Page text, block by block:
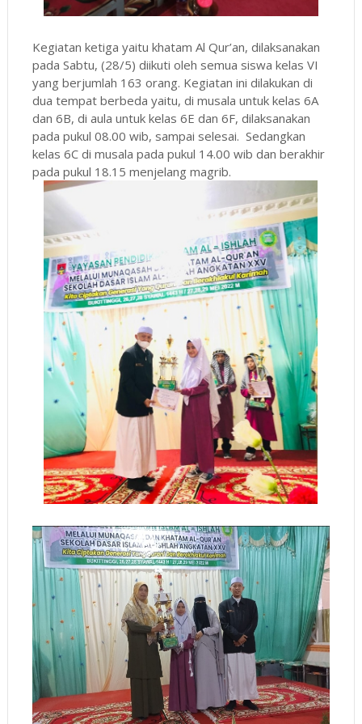
Kegiatan ketiga yaitu khatam Al Qur’an, dilaksanakan
pada Sabtu, (28/5) diikuti oleh semua siswa kelas VI
yang berjumlah 163 orang. Kegiatan ini dilakukan di
dua tempat berbeda yaitu, di musala untuk kelas 6A
dan 6B, di aula untuk kelas 6E dan 6F, dilaksanakan
pada pukul 08.00 wib, sampai selesai. Sedangkan
kelas 6C di musala pada pukul 14.00 wib dan berakhir
pada pukul 18.15 menjelang magrib.